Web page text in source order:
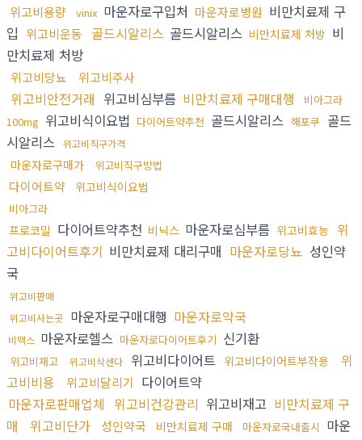
위고비용량 vinix 마운자로구입처 마운자로병원 비만치료제 구
입 위고비운동 골드시알리스 골드시알리스 비만치료제 처방 비
만치료제 처방
위고비당뇨 위고비주사
위고비안전거래 위고비심부름 비만치료제 구매대행
비아그라
100mg 위고비식이요법 다이어트약추천 골드시알리스 해포쿠 골드
시알리스 위고비직구가격
마운자로구매가 위고비직구방법
다이어트약 위고비식이요법
비아그라
프로코밀 다이어트약추천 비닉스 마운자로심부름 위고비효능 위
고비다이어트후기 비만치료제 대리구매 마운자로당뇨 성인약
국
위고비판매
위고비사는곳 마운자로구매대행 마운자로약국
비맥스 마운자로헬스 마운자로다이어트후기 신기환
위고비재고 위고비삭센다 위고비다이어트 위고비다이어트부작용
위
고비비용
위고비달리기 다이어트약
마운자로판매업체 위고비건강관리 위고비재고 비만치료제 구
매
위고비단가 성인약국 비만치료제 구매 마운자로국내출시 마운